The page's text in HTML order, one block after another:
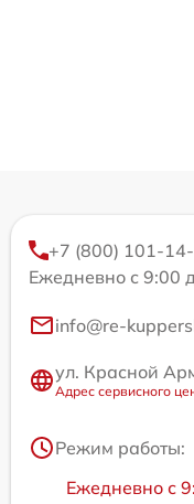
+7 (800) 101-
Ежедневно с 9:00
info@re-
ул. Красной
Адрес сервисного
Режим работы:
Ежедневно с